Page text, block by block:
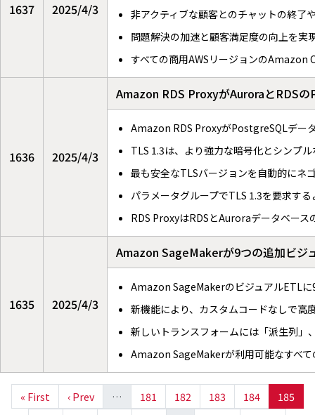
1637 2025/4/3
非アクティブな顧客とのチャットの終了
問題解決の加速と顧客満足度の向上を実
すべての商用AWSリージョンのAmazon
1636 2025/4/3
Amazon RDS ProxyがAuroraとRDS
Amazon RDS ProxyがPostgreSQLデー
TLS 1.3は、より強力な暗号化とシンプ
最も安全なTLSバージョンを自動的にネ
パラメータグループでTLS 1.3を要求す
RDS ProxyはRDSとAuroraデータベース
1635 2025/4/3
Amazon SageMakerが9つの追加ビジ
Amazon SageMakerのビジュアルETL
新機能により、カスタムコードなしで高
新しいトランスフォームには「派生列」
Amazon SageMakerが利用可能なすべて
« First ‹ Prev … 181 182 183 184
185